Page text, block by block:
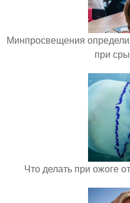
Минпросвещения
при
Что делать при ожоге